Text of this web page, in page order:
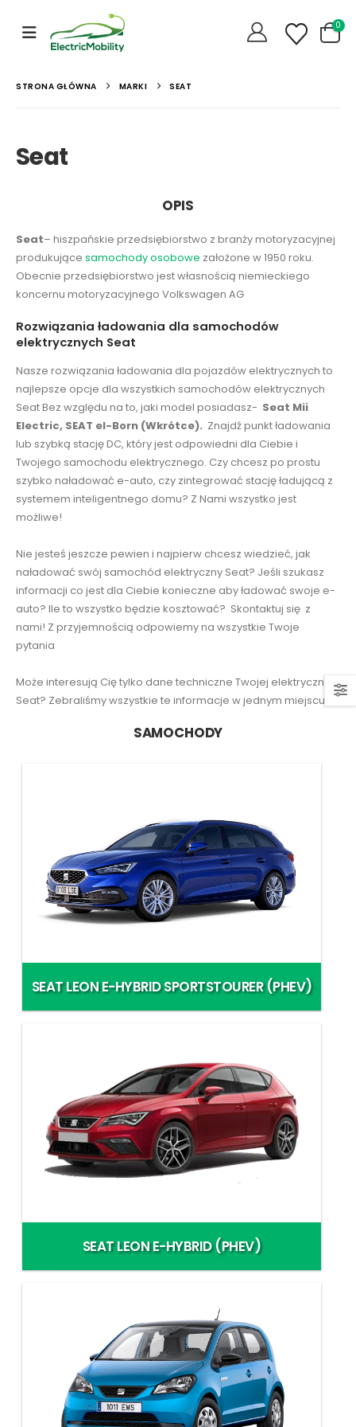
0
STRONA GŁÓWNA MARKI SEAT
Seat
OPIS
Seat– hiszpańskie przedsiębiorstwo z branży motoryzacyjnej
produkujące samochody osobowe założone w 1950 roku.
Obecnie przedsiębiorstwo jest własnością niemieckiego
koncernu motoryzacyjnego Volkswagen AG
Rozwiązania ładowania dla samochodów
elektrycznych Seat
Nasze rozwiązania ładowania dla pojazdów elektrycznych to
najlepsze opcje dla wszystkich samochodów elektrycznych
Seat Bez względu na to, jaki model posiadasz- Seat Mii
Electric, SEAT el-Born (Wkrótce). Znajdź punkt ładowania
lub szybką stację DC, który jest odpowiedni dla Ciebie i
Twojego samochodu elektrycznego. Czy chcesz po prostu
szybko naładować e-auto, czy zintegrować stację ładującą z
systemem inteligentnego domu? Z Nami wszystko jest
możliwe!
Nie jesteś jeszcze pewien i najpierw chcesz wiedzieć, jak
naładować swój samochód elektryczny Seat? Jeśli szukasz
informacji co jest dla Ciebie konieczne aby ładować swoje e-
auto? Ile to wszystko będzie kosztować? Skontaktuj się z
nami! Z przyjemnością odpowiemy na wszystkie Twoje
pytania
Może interesują Cię tylko dane techniczne Twojej elektrycznej
Seat? Zebraliśmy wszystkie te informacje w jednym miejscu.
SAMOCHODY
SEAT LEON E-HYBRID SPORTSTOURER (PHEV)
SEAT LEON E-HYBRID (PHEV)